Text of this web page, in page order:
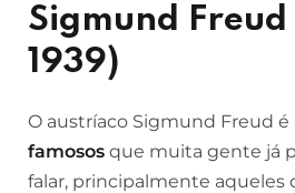
Sigmund Freud
1939)
O austríaco Sigmund Freud
famosos que muita gente já
falar, principalmente aqueles